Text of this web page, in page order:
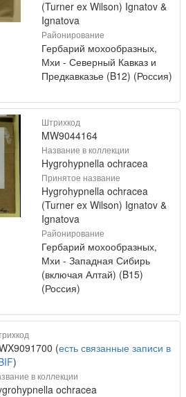
(Turner ex Wilson) Ignatov &
Ignatova
Районирование
Гербарий мохообразных,
Мхи - Северный Кавказ и
Предкавказье (B12) (Россия)
Штрихкод
MW9044164
Название в коллекции
Hygrohypnella ochracea
Принятое название
Hygrohypnella ochracea
(Turner ex Wilson) Ignatov &
Ignatova
Районирование
Гербарий мохообразных,
Мхи - Западная Сибирь
(включая Алтай) (B15)
(Россия)
(есть связанные записи в
)
в коллекции
ochracea